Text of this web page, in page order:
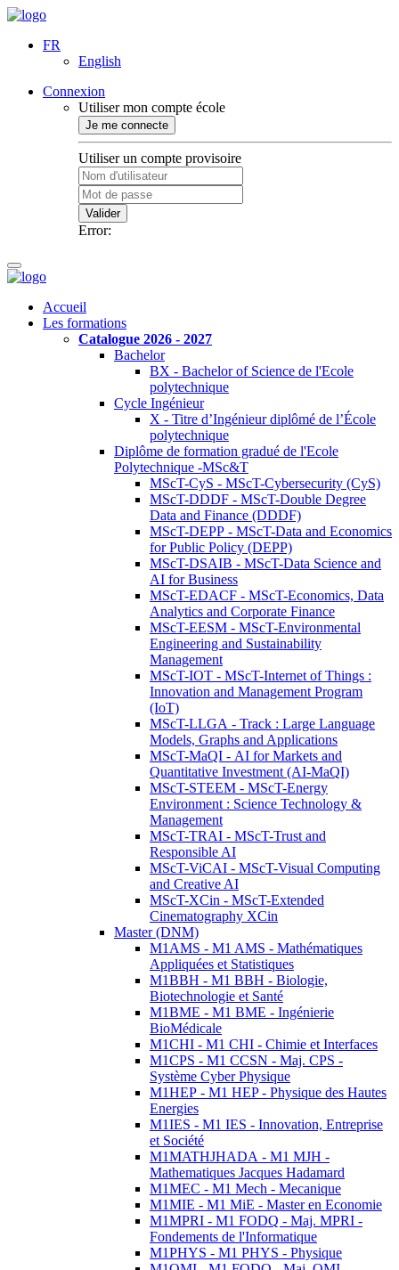
FR
English
Connexion
Utiliser mon compte école
Je me connecte
Utiliser un compte provisoire
Valider
Error:
Accueil
Les formations
Catalogue 2026 - 2027
Bachelor
BX - Bachelor of Science de l'Ecole
polytechnique
Cycle Ingénieur
X - Titre d’Ingénieur diplômé de l’École
polytechnique
Diplôme de formation gradué de l'Ecole
Polytechnique -MSc&T
MScT-CyS - MScT-Cybersecurity (CyS)
MScT-DDDF - MScT-Double Degree
Data and Finance (DDDF)
MScT-DEPP - MScT-Data and Economics
for Public Policy (DEPP)
MScT-DSAIB - MScT-Data Science and
AI for Business
MScT-EDACF - MScT-Economics, Data
Analytics and Corporate Finance
MScT-EESM - MScT-Environmental
Engineering and Sustainability
Management
MScT-IOT - MScT-Internet of Things :
Innovation and Management Program
(IoT)
MScT-LLGA - Track : Large Language
Models, Graphs and Applications
MScT-MaQI - AI for Markets and
Quantitative Investment (AI-MaQI)
MScT-STEEM - MScT-Energy
Environment : Science Technology &
Management
MScT-TRAI - MScT-Trust and
Responsible AI
MScT-ViCAI - MScT-Visual Computing
and Creative AI
MScT-XCin - MScT-Extended
Cinematography XCin
Master (DNM)
M1AMS - M1 AMS - Mathématiques
Appliquées et Statistiques
M1BBH - M1 BBH - Biologie,
Biotechnologie et Santé
M1BME - M1 BME - Ingénierie
BioMédicale
M1CHI - M1 CHI - Chimie et Interfaces
M1CPS - M1 CCSN - Maj. CPS -
Système Cyber Physique
M1HEP - M1 HEP - Physique des Hautes
Energies
M1IES - M1 IES - Innovation, Entreprise
et Société
M1MATHJHADA - M1 MJH -
Mathematiques Jacques Hadamard
M1MEC - M1 Mech - Mecanique
M1MIE - M1 MiE - Master en Economie
M1MPRI - M1 FODQ - Maj. MPRI -
Fondements de l'Informatique
M1PHYS - M1 PHYS - Physique